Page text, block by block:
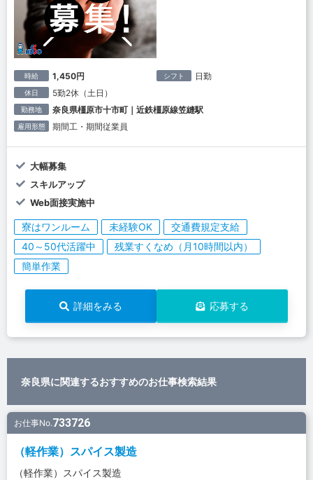
時給 1,450円 シフト 日勤
休日 5勤2休（土日）
勤務地 奈良県橿原市十市町｜近鉄橿原線笠縫駅
雇用形態 期間工・期間従業員
大幅募集
スキルアップ
Web面接実施中
寮はワンルーム 未経験OK
交通費規定支給
40～50代活躍中
残業すくなめ（月10時間以内）
簡単作業
詳細をみる 応募する
奈良県に関連するおすすめのお仕事検索結果
お仕事No.733726
（軽作業）スパイス製造
（軽作業）スパイス製造